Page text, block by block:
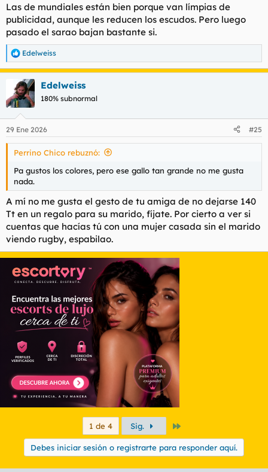
Las de mundiales están bien porque van límpias de
publicidad, aunque les reducen los escudos. Pero luego
pasado el sarao bajan bastante si.
R
e
a
c
i
e
s
Edelweiss
Edelweiss
180% subnormal
29 Ene 2026 #25
Perrino Chico rebuznó:
Pa gustos los colores, pero ese gallo tan grande no me gusta
nada.
A mí no me gusta el gesto de tu amiga de no dejarse 140
Tt en un regalo para su marido, fíjate. Por cierto a ver si
cuentas que hacías tú con una mujer casada sin el marido
viendo rugby, espabilao.
1 de 4 Sig.
Debes iniciar sesión o registrarte para responder aquí.